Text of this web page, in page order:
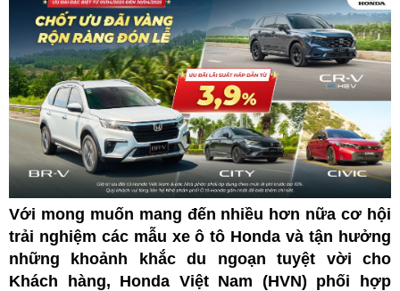
Với mong muốn mang đến nhiều hơn nữa cơ hội
trải nghiệm các mẫu xe ô tô Honda và tận hưởng
những khoảnh khắc du ngoạn tuyệt vời cho
Khách hàng, Honda Việt Nam (HVN) phối hợp